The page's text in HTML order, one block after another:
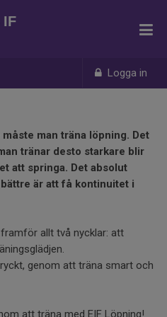
Logga in
IF
man träna löpning. Det
tränar desto starkare blir
att springa. Det absolut
är att få kontinuitet i
allt två nycklar: att
genom att träna smart och
att träna med EIF Löpning!